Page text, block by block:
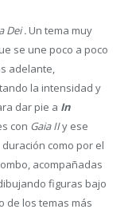
Dei . Un tema muy
se une poco a poco
adelante,
la intensidad y
dar pie a In
con Gaia IIy ese
como por el
acompañadas
figuras bajo
de los temas más